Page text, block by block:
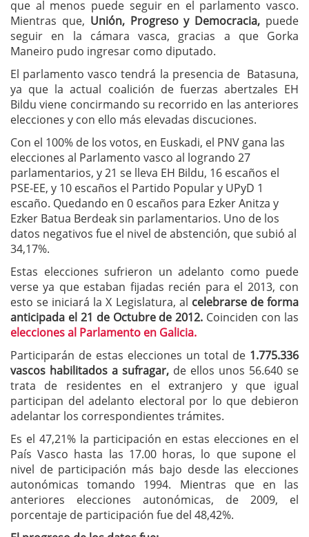
que al menos puede seguir en el parlamento vasco.
Mientras que, Unión, Progreso y Democracia, puede
seguir en la cámara vasca, gracias a que Gorka
Maneiro pudo ingresar como diputado.
El parlamento vasco tendrá la presencia de Batasuna,
ya que la actual coalición de fuerzas abertzales EH
Bildu viene concirmando su recorrido en las anteriores
elecciones y con ello más elevadas discuciones.
Con el 100% de los votos, en Euskadi, el PNV gana las
elecciones al Parlamento vasco al logrando 27
parlamentarios, y 21 se lleva EH Bildu, 16 escaños el
PSE-EE, y 10 escaños el Partido Popular y UPyD 1
escaño. Quedando en 0 escaños para Ezker Anitza y
Ezker Batua Berdeak sin parlamentarios. Uno de los
datos negativos fue el nivel de abstención, que subió al
34,17%.
Estas elecciones sufrieron un adelanto como puede
verse ya que estaban fijadas recién para el 2013, con
esto se iniciará la X Legislatura, al celebrarse de forma
anticipada el 21 de Octubre de 2012. Coinciden con las
elecciones al Parlamento en Galicia.
Participarán de estas elecciones un total de 1.775.336
vascos habilitados a sufragar, de ellos unos 56.640 se
trata de residentes en el extranjero y que igual
participan del adelanto electoral por lo que debieron
adelantar los correspondientes trámites.
Es el 47,21% la participación en estas elecciones en el
País Vasco hasta las 17.00 horas, lo que supone el
nivel de participación más bajo desde las elecciones
autonómicas tomando 1994. Mientras que en las
anteriores elecciones autonómicas, de 2009, el
porcentaje de participación fue del 48,42%.